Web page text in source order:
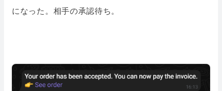
になった。相手の承認待ち。